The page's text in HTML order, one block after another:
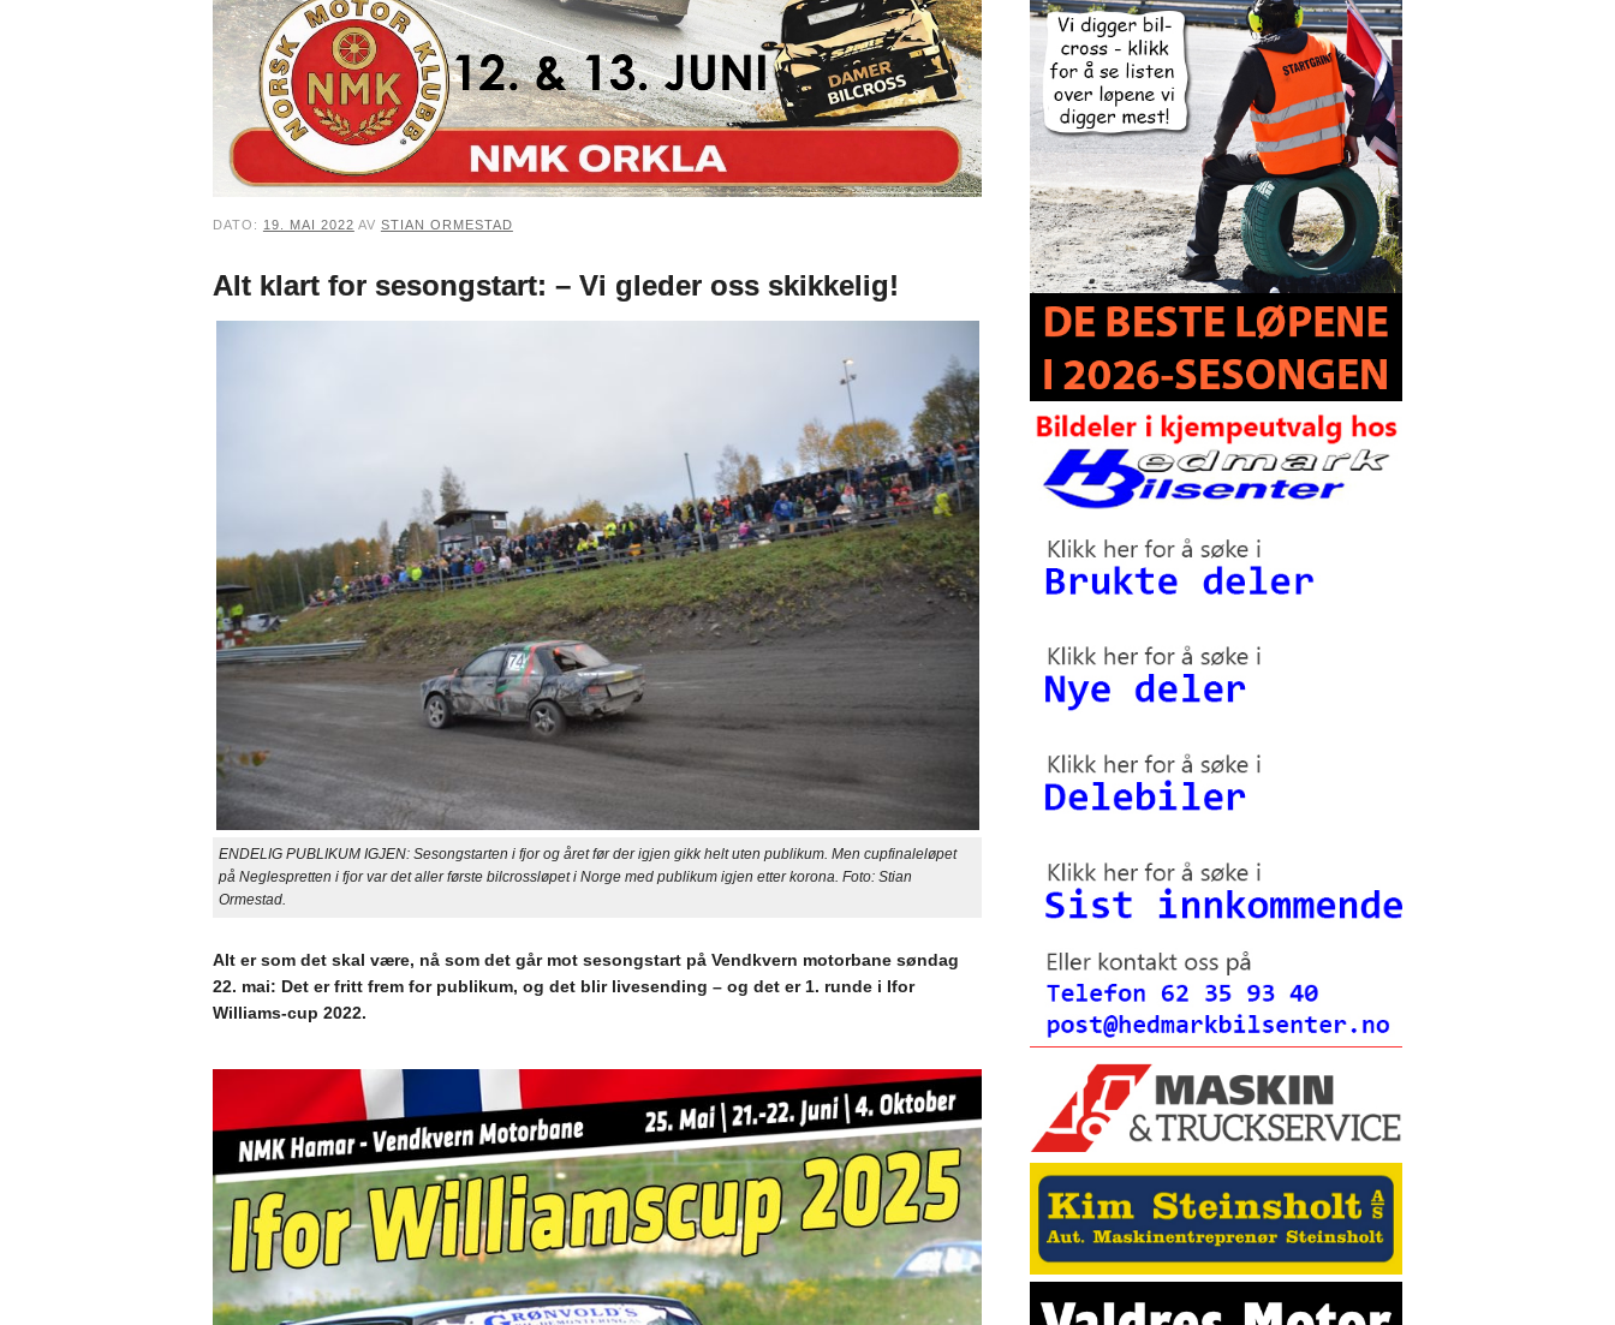
DATO: 19. MAI 2022 AV STIAN ORMESTAD
Alt klart for sesongstart: – Vi gleder oss skikkelig!
ENDELIG PUBLIKUM IGJEN: Sesongstarten i fjor og året før der igjen gikk helt uten publikum. Men cupfinaleløpet
på Neglespretten i fjor var det aller første bilcrossløpet i Norge med publikum igjen etter korona. Foto: Stian
Ormestad.
Alt er som det skal være, nå som det går mot sesongstart på Vendkvern motorbane søndag
22. mai: Det er fritt frem for publikum, og det blir livesending – og det er 1. runde i Ifor
Williams-cup 2022.